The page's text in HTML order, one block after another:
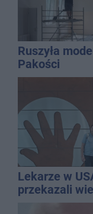
Ruszyła
Pakości
Lekarze w
przekazali